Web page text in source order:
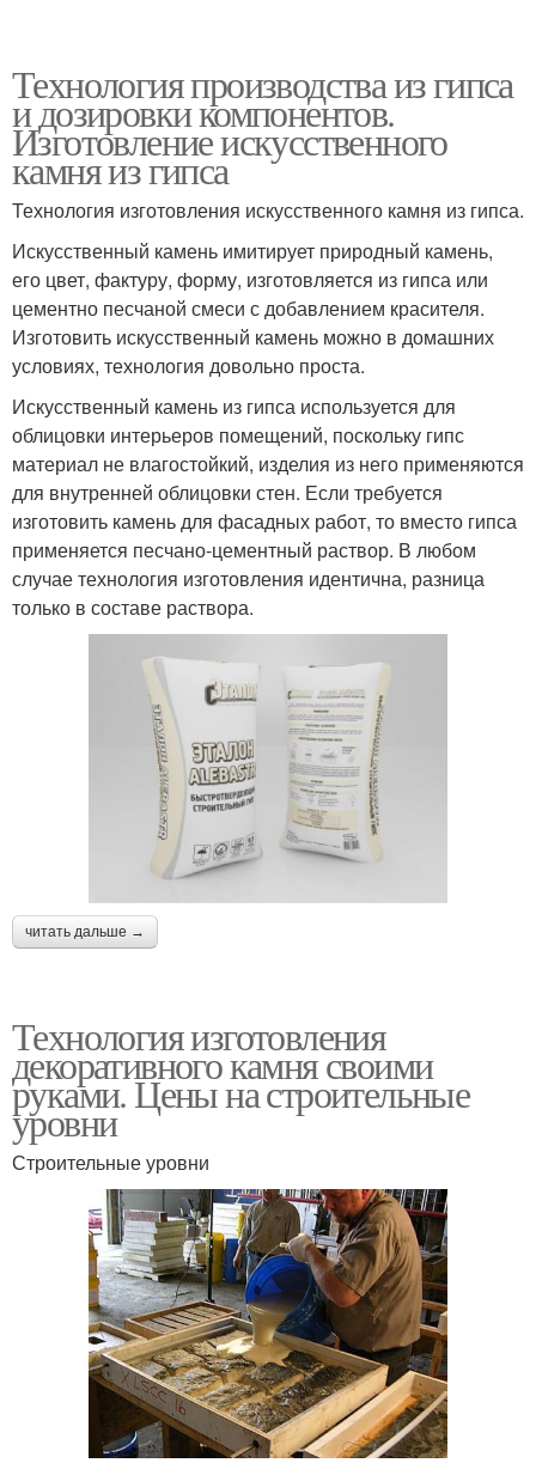
Технология производства из гипса
и дозировки компонентов.
Изготовление искусственного
камня из гипса
Технология изготовления искусственного камня из гипса.
Искусственный камень имитирует природный камень,
его цвет, фактуру, форму, изготовляется из гипса или
цементно песчаной смеси с добавлением красителя.
Изготовить искусственный камень можно в домашних
условиях, технология довольно проста.
Искусственный камень из гипса используется для
облицовки интерьеров помещений, поскольку гипс
материал не влагостойкий, изделия из него применяются
для внутренней облицовки стен. Если требуется
изготовить камень для фасадных работ, то вместо гипса
применяется песчано-цементный раствор. В любом
случае технология изготовления идентична, разница
только в составе раствора.
читать дальше →
Технология изготовления
декоративного камня своими
руками. Цены на строительные
уровни
Строительные уровни